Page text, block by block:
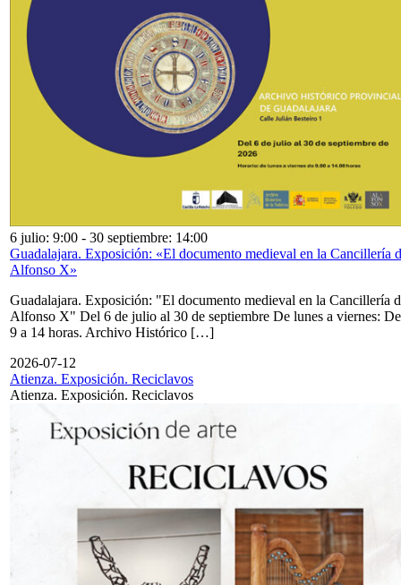
6 julio: 9:00 - 30 septiembre: 14:00
Guadalajara. Exposición: «El documento medieval en la Cancillería
Alfonso X»
Guadalajara. Exposición: "El documento medieval en la Cancillería
Alfonso X" Del 6 de julio al 30 de septiembre De lunes a viernes: De
9 a 14 horas. Archivo Histórico […]
2026-07-12
Atienza. Exposición. Reciclavos
Atienza. Exposición. Reciclavos